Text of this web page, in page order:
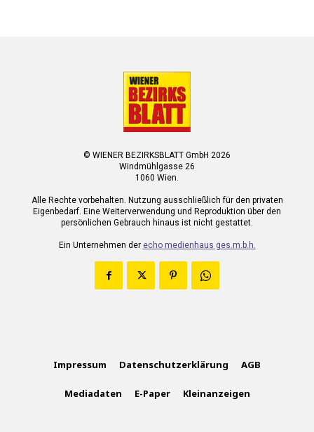
© WIENER BEZIRKSBLATT GmbH 2026
Windmühlgasse 26
1060 Wien.
Alle Rechte vorbehalten. Nutzung ausschließlich für den privaten
Eigenbedarf. Eine Weiterverwendung und Reproduktion über den
persönlichen Gebrauch hinaus ist nicht gestattet.
Ein Unternehmen der echo medienhaus ges.m.b.h.
Impressum Datenschutzerklärung AGB
Mediadaten E-Paper Kleinanzeigen